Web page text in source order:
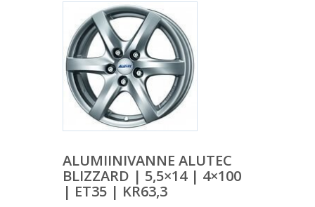
ALUMIINIVANNE ALUTEC
BLIZZARD | 5,5×14 | 4×100
| ET35 | KR63,3